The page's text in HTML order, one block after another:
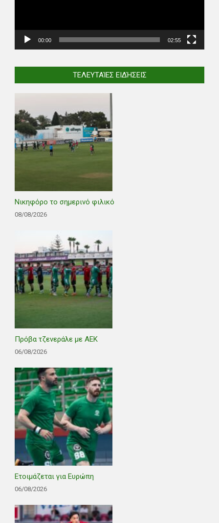
00:00 02:55
ΤΕΛΕΥΤΑΊΕΣ ΕΙΔΉΣΕΙΣ
Νικηφόρο το σημερινό φιλικό
08/08/2026
Πρόβα τζενεράλε με ΑΕΚ
06/08/2026
Ετοιμάζεται για Ευρώπη
06/08/2026